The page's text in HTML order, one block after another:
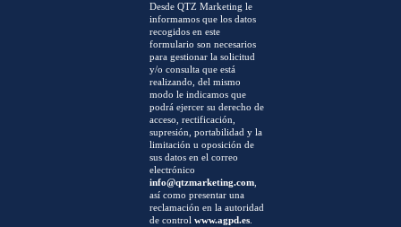
Desde QTZ Marketing le
informamos que los datos
recogidos en este
formulario son necesarios
para gestionar la solicitud
y/o consulta que está
realizando, del mismo
modo le indicamos que
podrá ejercer su derecho de
acceso, rectificación,
supresión, portabilidad y la
limitación u oposición de
sus datos en el correo
electrónico
info@qtzmarketing.com
así como presentar una
reclamación en la autoridad
de controlwww.agpd.es